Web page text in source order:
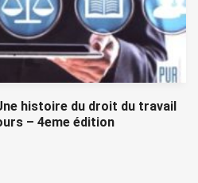
histoire du droit du travail
– 4eme édition